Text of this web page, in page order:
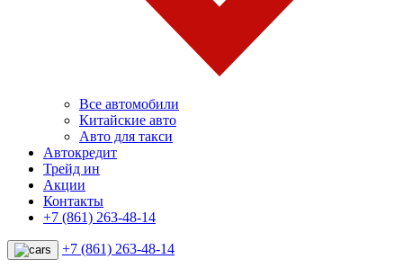
Все автомобили
Китайские авто
Авто для такси
Автокредит
Трейд ин
Акции
Контакты
+7 (861) 263-48-14
+7 (861) 263-48-14